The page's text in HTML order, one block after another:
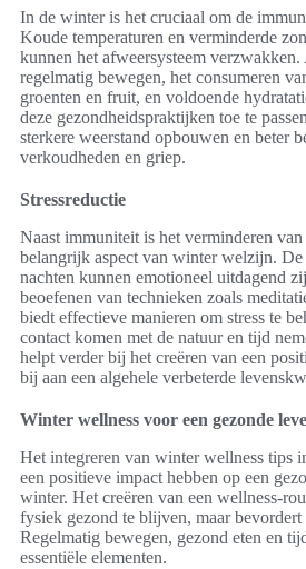
In de winter is het cruciaal om de
Koude temperaturen en verminderde
kunnen het afweersysteem
regelmatig bewegen, het consumeren
groenten en fruit, en voldoende
deze gezondheidspraktijken toe te
sterkere weerstand opbouwen en beter
verkoudheden en griep.
Stressreductie
Naast immuniteit is het verminderen van
belangrijk aspect van winter welzijn. De
nachten kunnen emotioneel uitdagend
beoefenen van technieken zoals
biedt effectieve manieren om stress te
contact komen met de natuur en tijd
helpt verder bij het creëren van een
bij aan een algehele verbeterde
Winter wellness voor een gezonde
Het integreren van winter wellness tips
een positieve impact hebben op een
winter. Het creëren van een wellness-
fysiek gezond te blijven, maar
Regelmatig bewegen, gezond eten en
essentiële elementen.